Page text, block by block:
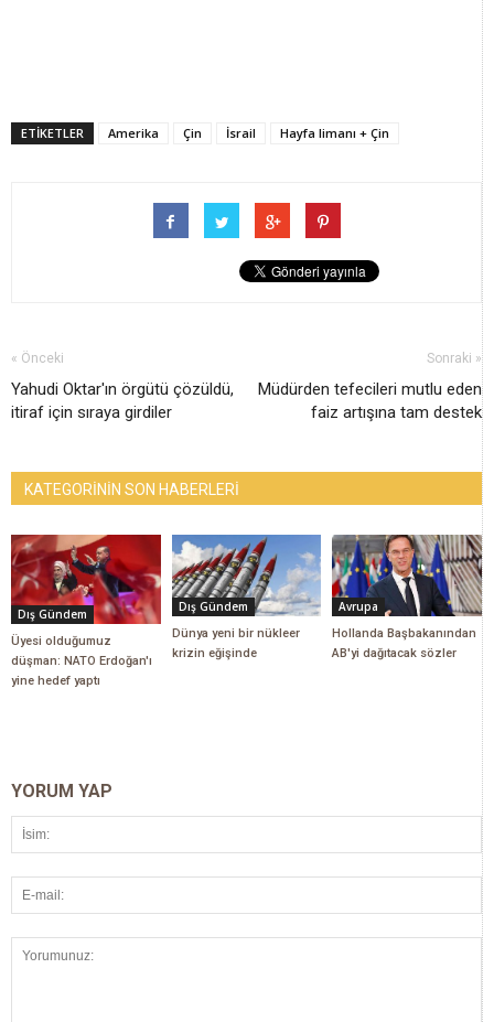
ETİKETLER Amerika Çin İsrail Hayfa limanı + Çin
« Önceki
Yahudi Oktar'ın örgütü çözüldü,
itiraf için sıraya girdiler
Sonraki »
Müdürden tefecileri mutlu eden
faiz artışına tam destek
KATEGORİNİN SON HABERLERİ
Dış Gündem
Üyesi olduğumuz
düşman: NATO Erdoğan'ı
yine hedef yaptı
Dış Gündem
Dünya yeni bir nükleer
krizin eğişinde
Avrupa
Hollanda Başbakanından
AB'yi dağıtacak sözler
YORUM YAP